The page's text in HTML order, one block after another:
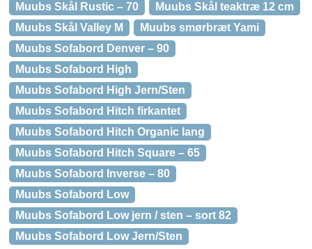
Muubs Skål Rustic – 70
Muubs Skål teaktræ 12 cm
Muubs Skål Valley M
Muubs smørbræt Yami
Muubs Sofabord Denver – 90
Muubs Sofabord High
Muubs Sofabord High Jern/Sten
Muubs Sofabord Hitch firkantet
Muubs Sofabord Hitch Organic lang
Muubs Sofabord Hitch Square – 65
Muubs Sofabord Inverse – 80
Muubs Sofabord Low
Muubs Sofabord Low jern / sten – sort 82
Muubs Sofabord Low Jern/Sten